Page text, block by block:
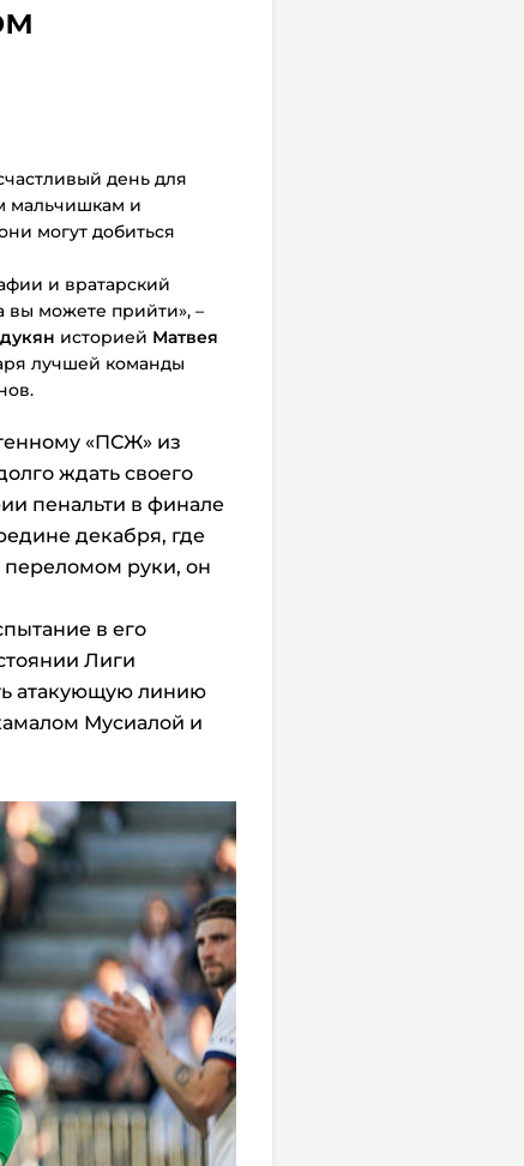
день для
мальчишкам и
могут добиться
и вратарский
вы можете прийти», –
историей Матвея
лучшей команды
«ПСЖ» из
ждать своего
пенальти в финале
декабря, где
переломом руки, он
в его
Лиги
атакующую линию
Мусиалой и